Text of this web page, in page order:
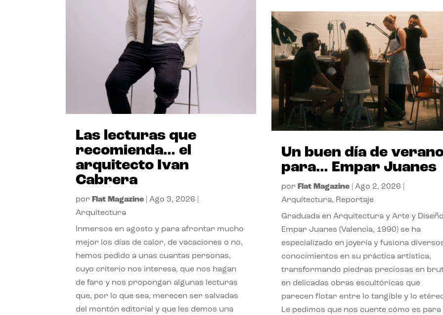
Las lecturas que
recomienda… el
arquitecto Ivan
Cabrera
por Flat Magazine |Ago 3, 2026
Arquitectura
Inmersos en agosto y para afrontar mucho
mejor los días de calor, de vacaciones o no,
hemos pedido a unas cuantas personas,
cuyo criterio nos interesa, que nos hagan
de faro y nos propongan algunas lecturas
que, por lo que sea, merecen ser salvadas
del montón editorial y que les demos una
Un buen día de
para… Empar Juanes
por Flat Magazine| Ago 2, 2026
Arquitectura, Reportaje
Graduada en Arquitectura y Arte y
Empar Juanes (Valencia, 1990) se ha
especializado en joyería y fusiona
conocimientos en su práctica artística,
transformando piedras preciosas en
en delicadas obras escultóricas que
parecen flotar entre lo tangible y lo
Le pedimos que nos cuente cómo es para